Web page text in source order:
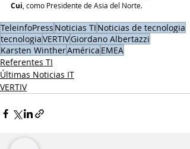
Cui , como Presidente de Asia del Norte.
TeleinfoPress Noticias TI Noticias de tecnologia
tecnologiaVERTIVGiordano Albertazzi
Karsten WintherAmérica EMEA
Referentes TI
Últimas Noticias IT
VERTIV